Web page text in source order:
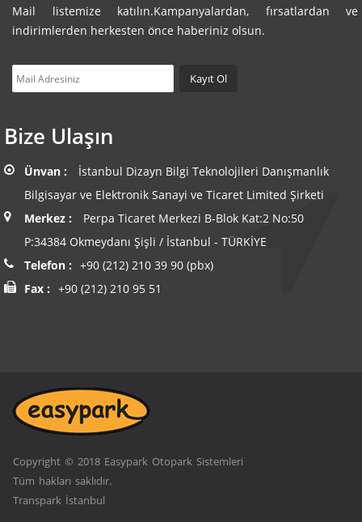
Mail listemize katılın.Kampanyalardan, fırsatlardan ve
indirimlerden herkesten önce haberiniz olsun.
Bize Ulaşın
Ünvan :
İstanbul Dizayn Bilgi Teknolojileri Danışmanlık
Bilgisayar ve Elektronik Sanayi ve Ticaret Limited Şirketi
Merkez :
Perpa Ticaret Merkezi B-Blok Kat:2 No:50
P:34384 Okmeydanı Şişli / İstanbul - TÜRKİYE
Telefon : +90 (212) 210 39 90 (pbx)
Fax : +90 (212) 210 95 51
Copyright © 2018 Easypark Otopark Sistemleri
Tüm hakları saklıdır.
Transpark İstanbul